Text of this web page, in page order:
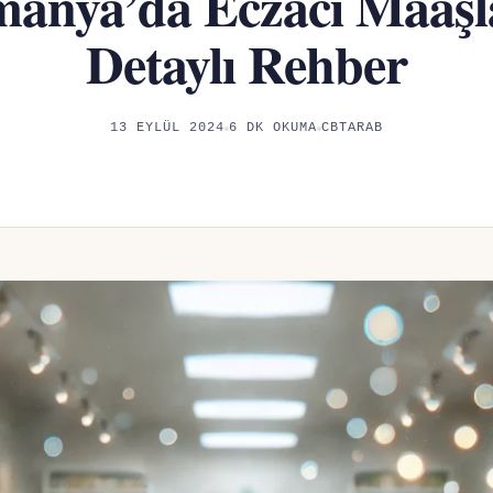
Detaylı Rehber
13 EYLÜL 2024 6 DK OKUMA CBTARAB